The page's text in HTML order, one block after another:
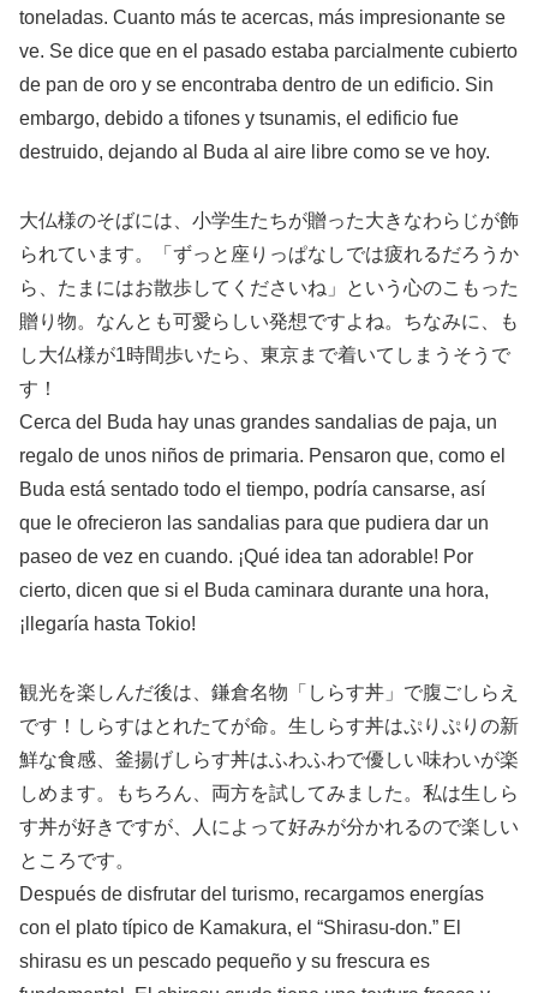
toneladas. Cuanto más te acercas, más impresionante se
ve. Se dice que en el pasado estaba parcialmente cubierto
de pan de oro y se encontraba dentro de un edificio. Sin
embargo, debido a tifones y tsunamis, el edificio fue
destruido, dejando al Buda al aire libre como se ve hoy.
大仏様のそばには、小学生たちが贈った大きなわらじが飾
られています。「ずっと座りっぱなしでは疲れるだろうか
ら、たまにはお散歩してくださいね」という心のこもった
贈り物。なんとも可愛らしい発想ですよね。ちなみに、も
し大仏様が1時間歩いたら、東京まで着いてしまうそうで
す！
Cerca del Buda hay unas grandes sandalias de paja, un
regalo de unos niños de primaria. Pensaron que, como el
Buda está sentado todo el tiempo, podría cansarse, así
que le ofrecieron las sandalias para que pudiera dar un
paseo de vez en cuando. ¡Qué idea tan adorable! Por
cierto, dicen que si el Buda caminara durante una hora,
¡llegaría hasta Tokio!
観光を楽しんだ後は、鎌倉名物「しらす丼」で腹ごしらえ
です！しらすはとれたてが命。生しらす丼はぷりぷりの新
鮮な食感、釜揚げしらす丼はふわふわで優しい味わいが楽
しめます。もちろん、両方を試してみました。私は生しら
す丼が好きですが、人によって好みが分かれるので楽しい
ところです。
Después de disfrutar del turismo, recargamos energías
con el plato típico de Kamakura, el “Shirasu-don.” El
shirasu es un pescado pequeño y su frescura es